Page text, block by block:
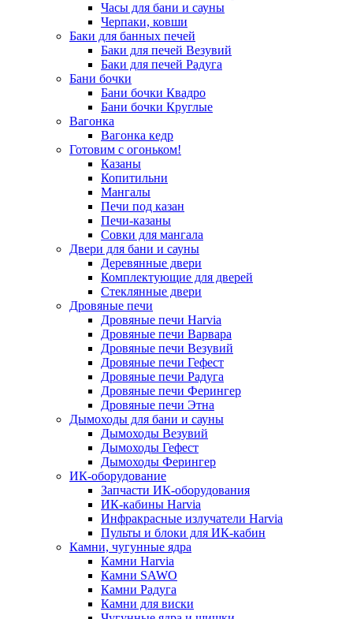
Часы для бани и сауны
Черпаки, ковши
Баки для банных печей
Баки для печей Везувий
Баки для печей Радуга
Бани бочки
Бани бочки Квадро
Бани бочки Круглые
Вагонка
Вагонка кедр
Готовим с огоньком!
Казаны
Копитильни
Мангалы
Печи под казан
Печи-казаны
Совки для мангала
Двери для бани и сауны
Деревянные двери
Комплектующие для дверей
Стеклянные двери
Дровяные печи
Дровяные печи Harvia
Дровяные печи Варвара
Дровяные печи Везувий
Дровяные печи Гефест
Дровяные печи Радуга
Дровяные печи Ферингер
Дровяные печи Этна
Дымоходы для бани и сауны
Дымоходы Везувий
Дымоходы Гефест
Дымоходы Ферингер
ИК-оборудование
Запчасти ИК-оборудования
ИК-кабины Harvia
Инфракрасные излучатели Harvia
Пульты и блоки для ИК-кабин
Камни, чугунные ядра
Камни Harvia
Камни SAWO
Камни Радуга
Камни для виски